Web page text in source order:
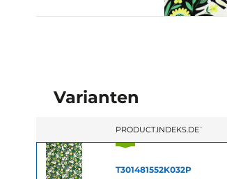
Varianten
`PRODUCT.INDEKS.DE`
T301481552K032P